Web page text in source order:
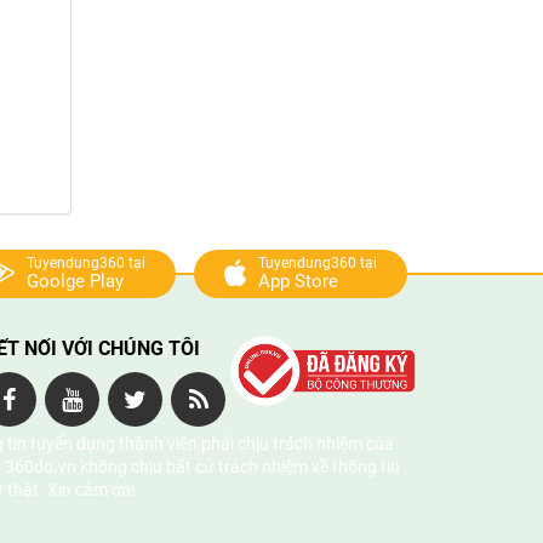
Tuyendung360 tại
Goolge Play
Tuyendung360 tại
App Store
NỐI VỚI CHÚNG TÔI
tin tuyển dụng thành viên phải chịu trách nhiệm của
360do.vn không chịu bất cứ trách nhiệm về thông tin
thật. Xin cảm ơn!